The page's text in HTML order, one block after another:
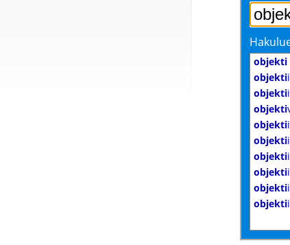
objekti
objekti
objekti
objekti
objekti
objekti
objekti
objekti
objekti
objekti